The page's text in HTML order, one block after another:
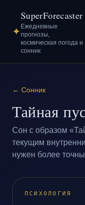
✦
SuperForecaster
Ежедневные
прогнозы,
космическая погода и
сонник
← Сонник
Тайная
Сон с образом
текущим
нужен более
ПСИХОЛОГИЯ